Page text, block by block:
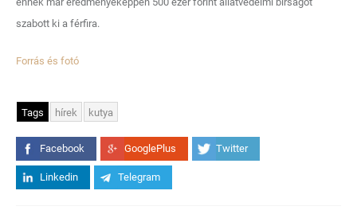
szabott ki a férfira.
Forrás és fotó
Tags hírek kutya
Facebook GooglePlus Twitter
Linkedin Telegram